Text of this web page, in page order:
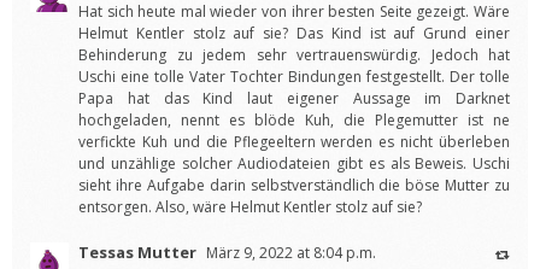
Hat sich heute mal wieder von ihrer besten Seite gezeigt. Wäre
Helmut Kentler stolz auf sie? Das Kind ist auf Grund einer
Behinderung zu jedem sehr vertrauenswürdig. Jedoch hat
Uschi eine tolle Vater Tochter Bindungen festgestellt. Der tolle
Papa hat das Kind laut eigener Aussage im Darknet
hochgeladen, nennt es blöde Kuh, die Plegemutter ist ne
verfickte Kuh und die Pflegeeltern werden es nicht überleben
und unzählige solcher Audiodateien gibt es als Beweis. Uschi
sieht ihre Aufgabe darin selbstverständlich die böse Mutter zu
entsorgen. Also, wäre Helmut Kentler stolz auf sie?
Tessas Mutter März 9, 2022 at 8:04 p.m.